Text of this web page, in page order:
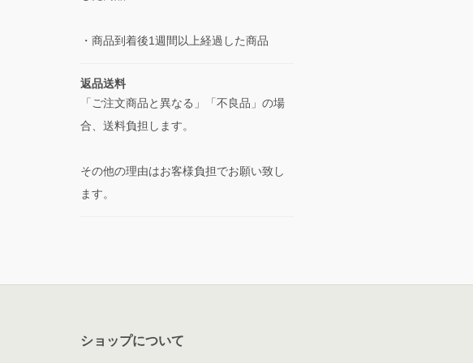
・商品到着後1週間以上経過した商品
返品送料
「ご注文商品と異なる」「不良品」の場
合、送料負担します。
その他の理由はお客様負担でお願い致し
ます。
ショップについて